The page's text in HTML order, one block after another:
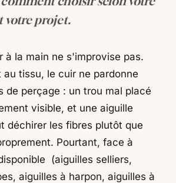
votre projet.
à la main ne s'improvise pas.
au tissu, le cuir ne pardonne
de perçage : un trou mal placé
visible, et une aiguille
déchirer les fibres plutôt que
Pourtant, face à
(aiguilles selliers,
aiguilles à harpon, aiguilles à